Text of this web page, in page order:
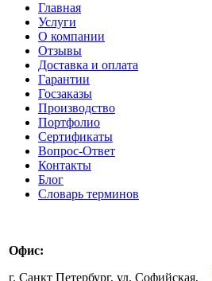
Главная
Услуги
О компании
Отзывы
Доставка и оплата
Гарантии
Госзаказы
Производство
Портфолио
Сертификаты
Вопрос-Ответ
Контакты
Блог
Словарь терминов
Офис:
г. Санкт Петербург, ул. Софийская,